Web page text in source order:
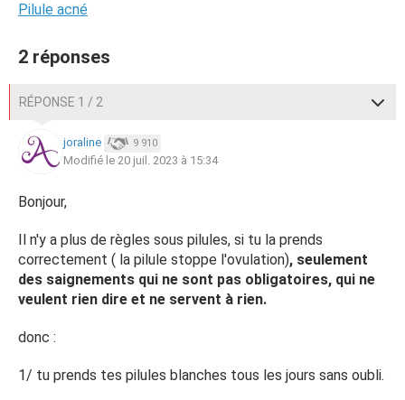
Pilule acné
2 réponses
RÉPONSE 1 / 2
joraline 9 910
Modifié le 20 juil. 2023 à 15:34
Bonjour,
Il n'y a plus de règles sous pilules, si tu la prends
correctement ( la pilule stoppe l'ovulation), seulement
des saignements qui ne sont pas obligatoires, qui ne
veulent rien dire et ne servent à rien.
donc :
1/ tu prends tes pilules blanches tous les jours sans oubli.